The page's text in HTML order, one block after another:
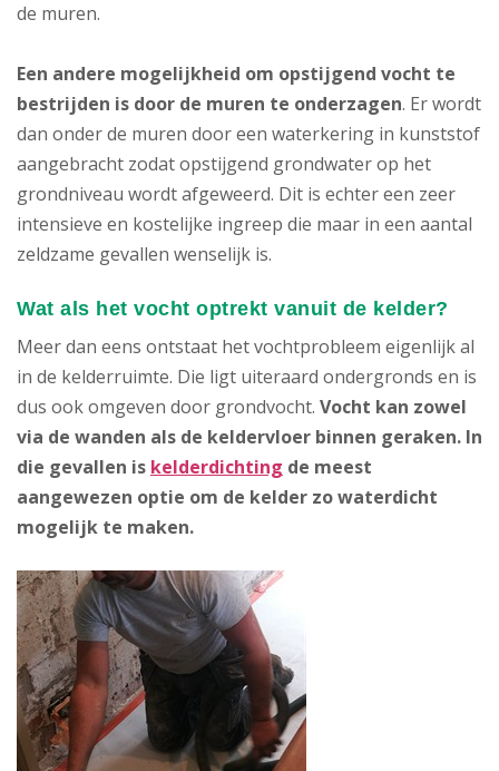
de muren.
Een andere mogelijkheid om opstijgend vocht te
bestrijden is door de muren te onderzagen. Er wordt
dan onder de muren door een waterkering in kunststof
aangebracht zodat opstijgend grondwater op het
grondniveau wordt afgeweerd. Dit is echter een zeer
intensieve en kostelijke ingreep die maar in een aantal
zeldzame gevallen wenselijk is.
Wat als het vocht optrekt vanuit de kelder?
Meer dan eens ontstaat het vochtprobleem eigenlijk al
in de kelderruimte. Die ligt uiteraard ondergronds en is
dus ook omgeven door grondvocht. Vocht kan zowel
via de wanden als de keldervloer binnen geraken. In
die gevallen is kelderdichting de meest
aangewezen optie om de kelder zo waterdicht
mogelijk te maken.